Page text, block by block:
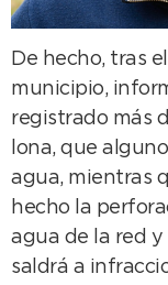
De hecho, tras
municipio,
registrado más
lona, que
agua, mientras
hecho la
agua de la red y
saldrá a